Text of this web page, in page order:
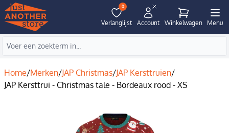
0
Verlanglijst Account Winkelwagen Menu
Home/Merken/JAP Christmas/JAP Kersttruien/
JAP Kersttrui - Christmas tale - Bordeaux rood - XS